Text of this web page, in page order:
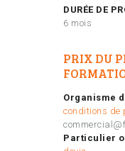
DURÉE DE
6 mois
PRIX DU
Organisme
conditions
Particulier